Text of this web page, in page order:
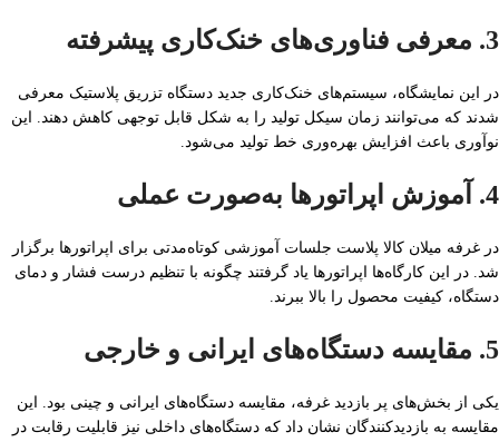
3. معرفی فناوری‌های خنک‌کاری پیشرفته
در این نمایشگاه، سیستم‌های خنک‌کاری جدید دستگاه تزریق پلاستیک معرفی
شدند که می‌توانند زمان سیکل تولید را به شکل قابل توجهی کاهش دهند. این
نوآوری باعث افزایش بهره‌وری خط تولید می‌شود.
4. آموزش اپراتورها به‌صورت عملی
در غرفه میلان کالا پلاست جلسات آموزشی کوتاه‌مدتی برای اپراتورها برگزار
شد. در این کارگاه‌ها اپراتورها یاد گرفتند چگونه با تنظیم درست فشار و دمای
دستگاه، کیفیت محصول را بالا ببرند.
5. مقایسه دستگاه‌های ایرانی و خارجی
یکی از بخش‌های پر بازدید غرفه، مقایسه دستگاه‌های ایرانی و چینی بود. این
مقایسه به بازدیدکنندگان نشان داد که دستگاه‌های داخلی نیز قابلیت رقابت در